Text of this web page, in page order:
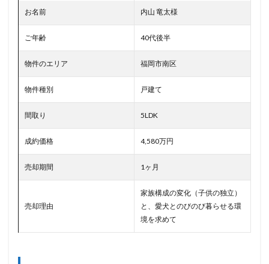
お名前 内山 竜太様
ご年齢 40代後半
物件のエリア 福岡市南区
物件種別 戸建て
間取り 5LDK
成約価格 4,580万円
売却期間 1ヶ月
売却理由
家族構成の変化（子供の独立）
と、愛犬とのびのび暮らせる環
境を求めて